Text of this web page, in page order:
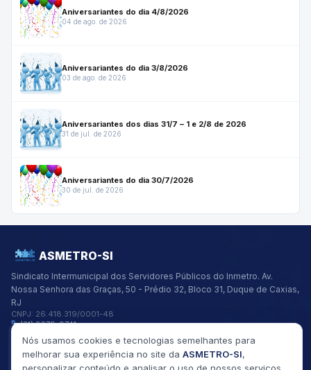
Aniversariantes do dia 4/8/2026
04 de ago. de 2026
Aniversariantes do dia 3/8/2026
03 de ago. de 2026
Aniversariantes dos dias 31/7 – 1 e 2/8 de 2026
31 de jul. de 2026
Aniversariantes do dia 30/7/2026
30 de jul. de 2026
ASMETRO-SI
Sindicato Intermunicipal dos Servidores Públicos do Inmetro. Av.
Nossa Senhora das Graças, 50 - Prédio 32, Bloco 31, Duque de Caxias,
RJ
CNPJ: 26.418.319/0001-48
(21) 2679-9741
asmetro@asmetro.org.br
Links Rápidos
Institucional
Nós usamos cookies e tecnologias semelhantes para
melhorar sua experiência no site da ASMETRO-SI,